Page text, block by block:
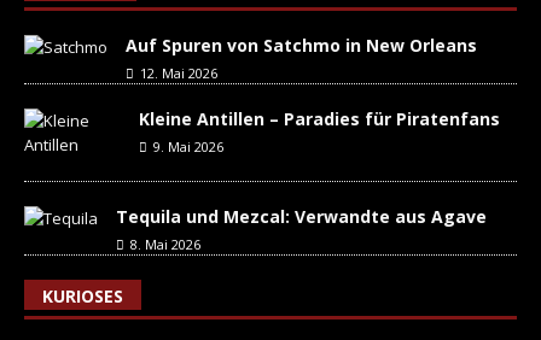
Auf Spuren von Satchmo in New Orleans
12. Mai 2026
Kleine Antillen – Paradies für Piratenfans
9. Mai 2026
Tequila und Mezcal: Verwandte aus Agave
8. Mai 2026
KURIOSES